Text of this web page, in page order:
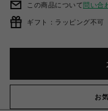
この商品について問い合
ギフト：ラッピング不可
お